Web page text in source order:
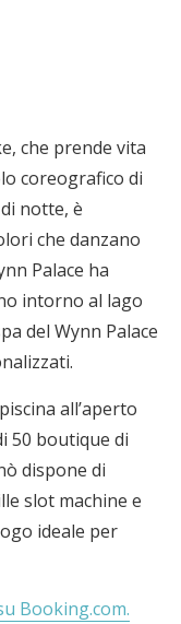
che prende vita
coreografico di
notte, è
che danzano
Palace ha
intorno al lago
del Wynn Palace
all’aperto
50 boutique di
dispone di
slot machine e
ideale per
Booking.com.